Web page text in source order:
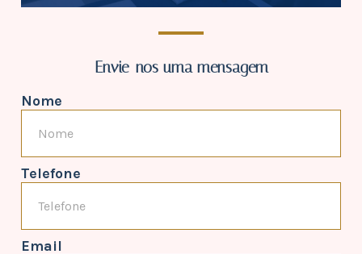
Envie-nos uma mensagem
Nome
Telefone
Email